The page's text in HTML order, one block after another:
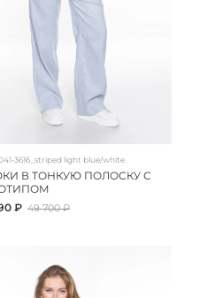
3616_striped light blue/white
В ТОНКУЮ ПОЛОСКУ С
₽ 49 700 ₽